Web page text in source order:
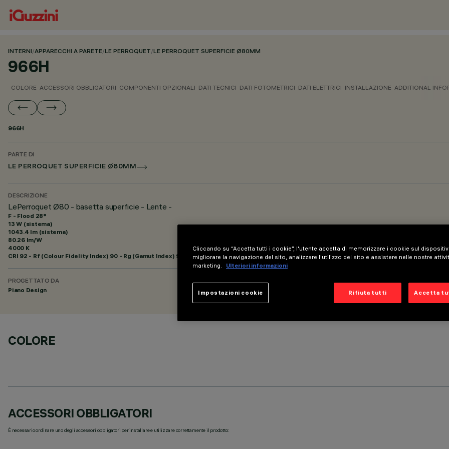
INTERNI/APPARECCHI A PARETE/LE PERROQUET/LE PERROQUET SUPERFICIE Ø80MM
966H
COLORE ACCESSORI OBBLIGATORI COMPONENTI OPZIONALI DATI TECNICI DATI FOTOMETRICI DATI ELETTRICI INSTALLAZIONE ADDITIONAL
966H
PARTE DI
LE PERROQUET SUPERFICIE Ø80MM
DESCRIZIONE
LePerroquet Ø80 - basetta superficie - Lente -
F - Flood 28°
13 W (sistema)
1043.4 lm (sistema)
80.26 lm/W
4000 K
CRI 92 - Rf (Colour Fidelity Index) 90 - Rg (Gamut Index) 98
PROGETTATO DA
Piano Design
COLORE
ACCESSORI OBBLIGATORI
È necessario ordinare uno degli accessori obbligatori per installare e utilizzare correttamente il prodotto:
Cliccando su “Accetta tutti i cookie”, l'utente accetta di memorizzare i cookie sul
migliorare la navigazione del sito, analizzare l'utilizzo del sito e assistere nelle nostre
marketing.
Ulteriori informazioni
Rifiuta tutti Accetta
Impostazioni cookie